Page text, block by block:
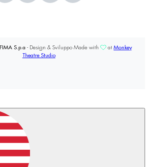
FIMA S.p.a - Design & Sviluppo Made with at Monkey
Theatre Studio